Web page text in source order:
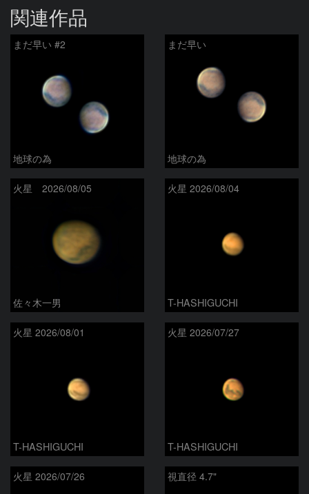
関連作品
まだ早い #2
地球の為
まだ早い
地球の為
火星 2026/08/05
佐々木一男
火星 2026/08/04
T-HASHIGUCHI
火星 2026/08/01
T-HASHIGUCHI
火星 2026/07/27
T-HASHIGUCHI
火星 2026/07/26 視直径 4.7"